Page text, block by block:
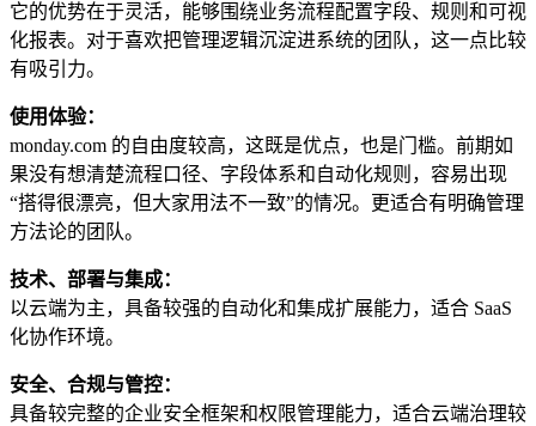
它的优势在于灵活，能够围绕业务流程配置字段、规则和可视
化报表。对于喜欢把管理逻辑沉淀进系统的团队，这一点比较
有吸引力。
使用体验：
monday.com 的自由度较高，这既是优点，也是门槛。前期如
果没有想清楚流程口径、字段体系和自动化规则，容易出现
“搭得很漂亮，但大家用法不一致”的情况。更适合有明确管理
方法论的团队。
技术、部署与集成：
以云端为主，具备较强的自动化和集成扩展能力，适合 SaaS
化协作环境。
安全、合规与管控：
具备较完整的企业安全框架和权限管理能力，适合云端治理较